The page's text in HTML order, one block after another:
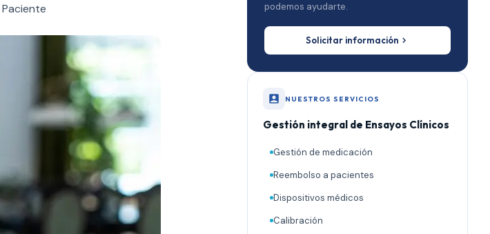
podemos ayudarte.
Solicitar información
NUESTROS SERVICIOS
Gestión integral de Ensayos Clínicos
Gestión de medicación
Reembolso a pacientes
Dispositivos médicos
Calibración